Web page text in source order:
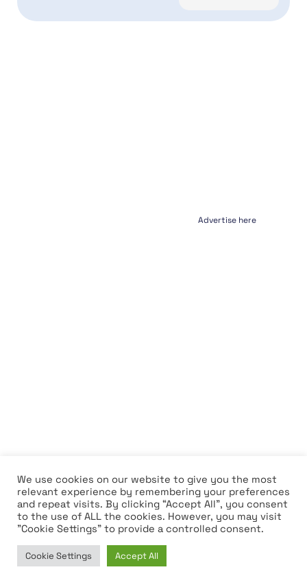
Advertise here
Home News
Coin Edition — независимая цифровая медиа-
We use cookies on our website to give you the most
relevant experience by remembering your preferences
and repeat visits. By clicking “Accept All”, you consent
to the use of ALL the cookies. However, you may visit
"Cookie Settings" to provide a controlled consent.
Cookie Settings Accept All